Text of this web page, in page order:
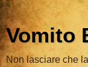
Vomito
Non lasciare che